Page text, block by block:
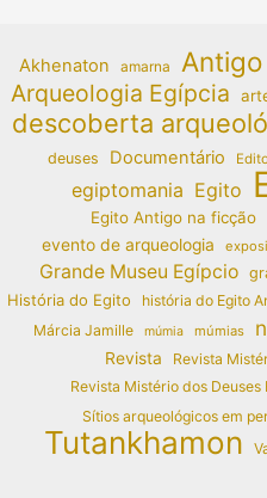
Akhenaton amarna
Arqueologia Egípcia
descoberta
deuses Documentário
egiptomania Egito
Egito Antigo na ficção
evento de arqueologia
Grande Museu Egípcio
História do Egito
história do Egito
Márcia Jamille múmia múmias
Revista
Revista
Revista Mistério dos Deuses
Sítios arqueológicos em
Tutankhamon